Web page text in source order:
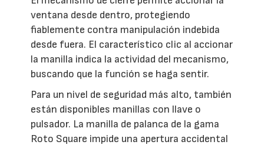
ventana desde dentro, protegiendo
fiablemente contra manipulación indebida
desde fuera. El característico clic al accionar
la manilla indica la actividad del mecanismo,
buscando que la función se haga sentir.
Para un nivel de seguridad más alto, también
están disponibles manillas con llave o
pulsador. La manilla de palanca de la gama
Roto Square impide una apertura accidental